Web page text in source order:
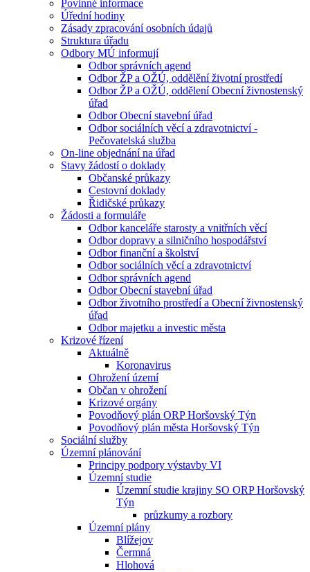
Povinné informace
Úřední hodiny
Zásady zpracování osobních údajů
Struktura úřadu
Odbory MÚ informují
Odbor správních agend
Odbor ŽP a OŽÚ, oddělění životní prostředí
Odbor ŽP a OŽÚ, oddělení Obecní živnostenský
úřad
Odbor Obecní stavební úřad
Odbor sociálních věcí a zdravotnictví -
Pečovatelská služba
On-line objednání na úřad
Stavy žádostí o doklady
Občanské průkazy
Cestovní doklady
Řidičské průkazy
Žádosti a formuláře
Odbor kanceláře starosty a vnitřních věcí
Odbor dopravy a silničního hospodářství
Odbor finanční a školství
Odbor sociálních věcí a zdravotnictví
Odbor správních agend
Odbor Obecní stavební úřad
Odbor životního prostředí a Obecní živnostenský
úřad
Odbor majetku a investic města
Krizové řízení
Aktuálně
Koronavirus
Ohrožení území
Občan v ohrožení
Krizové orgány
Povodňový plán ORP Horšovský Týn
Povodňový plán města Horšovský Týn
Sociální služby
Územní plánování
Principy podpory výstavby VI
Územní studie
Územní studie krajiny SO ORP Horšovský
Týn
průzkumy a rozbory
Územní plány
Blížejov
Čermná
Hlohová